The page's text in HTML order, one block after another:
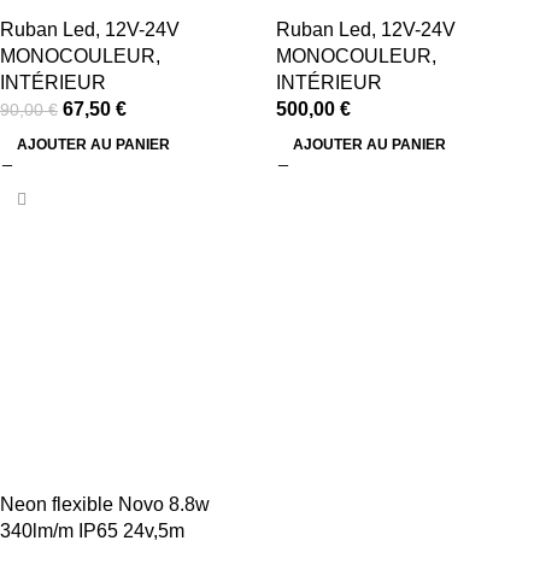
Ruban Led, 12V-24V
MONOCOULEUR,
INTÉRIEUR
90,00€ 67,50 €
AJOUTER AU PANIER
Ruban Led, 12V-24V
MONOCOULEUR,
INTÉRIEUR
500,00 €
AJOUTER AU PANIER
Neon flexible Novo 8.8w
340lm/m IP65 24v,5m